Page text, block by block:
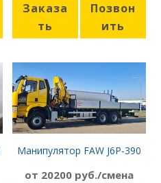
Заказа
ть
Позвон
ить
Манипулятор FAW J6P-390
от 20200 руб./смена